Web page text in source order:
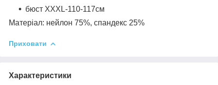
бюст XXXL-110-117см
Матеріал: нейлон 75%, спандекс 25%
Приховати
Характеристики